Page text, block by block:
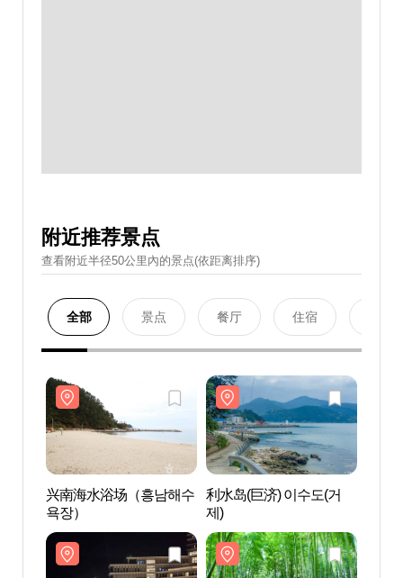
附近推荐景点
查看附近半径50公里內的景点(依距离排序)
全部 景点 餐厅 住宿
兴南海水浴场（흥남해수
욕장）
利水岛(巨济) 이수도(거
제)